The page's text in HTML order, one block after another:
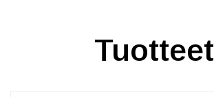
Tuotteet